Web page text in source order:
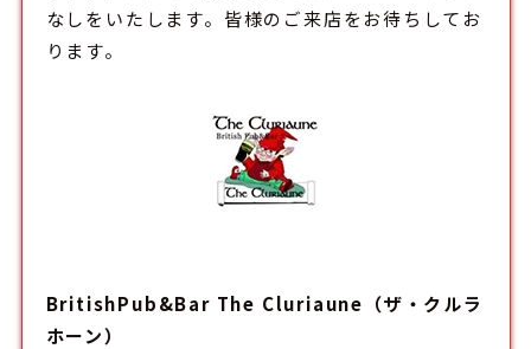
なしをいたします。皆様のご来店をお待ちしてお
ります。
BritishPub&Bar The Cluriaune（ザ・クルラ
ホーン）